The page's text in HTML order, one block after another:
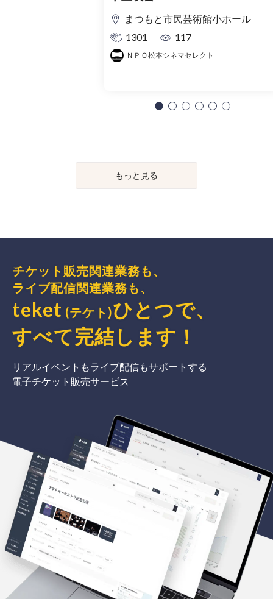
まつもと市民芸術館小ホール
1301
117
ＮＰＯ松本シネマセレクト
もっと見る
チケット販売関連業務も、
ライブ配信関連業務も、
teket (テケト)ひとつで、
すべて完結 します ！
リアルイベントもライブ配信もサポートする
電子チケット販売サービス